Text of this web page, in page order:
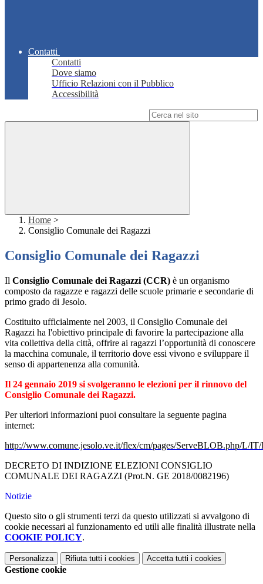
Contatti
Contatti
Dove siamo
Ufficio Relazioni con il Pubblico
Accessibilità
Home >
Consiglio Comunale dei Ragazzi
Consiglio Comunale dei Ragazzi
Il Consiglio Comunale dei Ragazzi (CCR) è un organismo
composto da ragazze e ragazzi delle scuole primarie e secondarie di
primo grado di Jesolo.
Costituito ufficialmente nel 2003, il Consiglio Comunale dei
Ragazzi ha l'obiettivo principale di favorire la partecipazione alla
vita collettiva della città, offrire ai ragazzi l’opportunità di conoscere
la macchina comunale, il territorio dove essi vivono e sviluppare il
senso di appartenenza alla comunità.
Il 24 gennaio 2019 si svolgeranno le elezioni per il rinnovo del
Consiglio Comunale dei Ragazzi.
Per ulteriori informazioni puoi consultare la seguente pagina
internet:
http://www.comune.jesolo.ve.it/flex/cm/pages/ServeBLOB.php/L/
DECRETO DI INDIZIONE ELEZIONI CONSIGLIO
COMUNALE DEI RAGAZZI (Prot.N. GE 2018/0082196)
Notizie
Questo sito o gli strumenti terzi da questo utilizzati si avvalgono di
cookie necessari al funzionamento ed utili alle finalità illustrate nella
COOKIE POLICY.
Personalizza Rifiuta tutti i cookies Accetta tutti i cookies
Gestione cookie